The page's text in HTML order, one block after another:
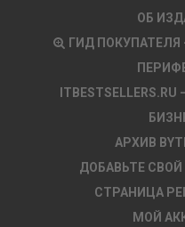
ОБ
ГИД
АРХИВ
ДОБАВЬТЕ
СТРАНИЦА
МОЙ